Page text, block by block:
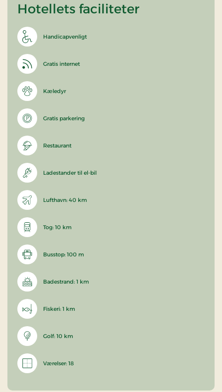
Hotellets faciliteter
Handicapvenligt
Gratis internet
Kæledyr
Gratis parkering
Restaurant
Ladestander til el-bil
Lufthavn: 40 km
Tog: 10 km
Busstop: 100 m
Badestrand: 1 km
Fiskeri: 1 km
Golf: 10 km
Værelser: 18